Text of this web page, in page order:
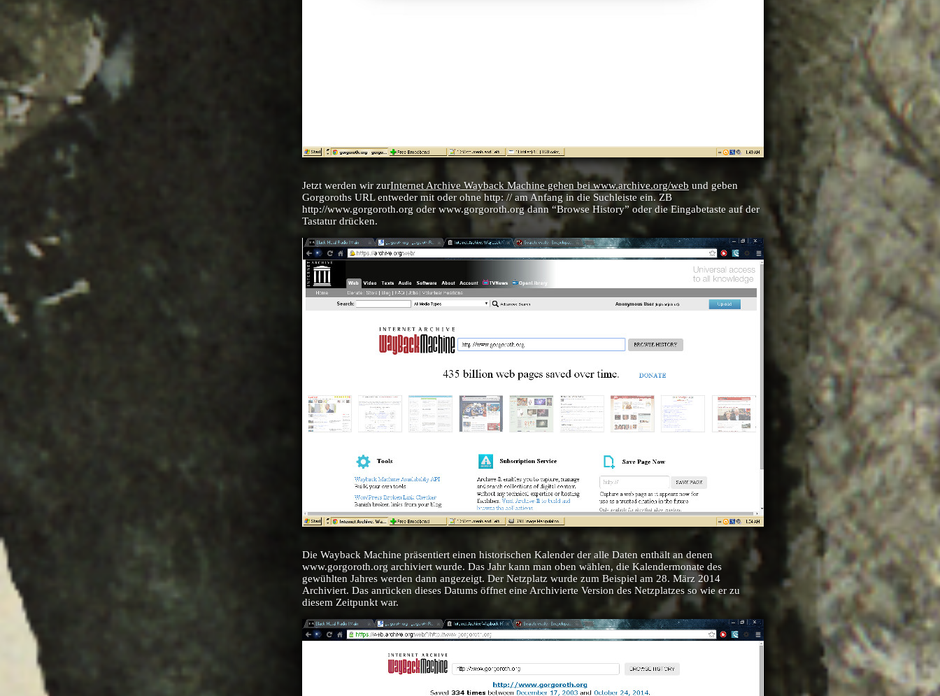
Jetzt werden wir zurInternet Archive Wayback Machine gehen bei www.archive.org/web und geben
Gorgoroths URL entweder mit oder ohne http: // am Anfang in die Suchleiste ein. ZB
http://www.gorgoroth.org oder www.gorgoroth.org dann “Browse History” oder die Eingabetaste auf der
Tastatur drücken.
Die Wayback Machine präsentiert einen historischen Kalender der alle Daten enthält an denen
www.gorgoroth.org archiviert wurde. Das Jahr kann man oben wählen, die Kalendermonate des
gewühlten Jahres werden dann angezeigt. Der Netzplatz wurde zum Beispiel am 28. März 2014
Archiviert. Das anrücken dieses Datums öffnet eine Archivierte Version des Netzplatzes so wie er zu
diesem Zeitpunkt war.